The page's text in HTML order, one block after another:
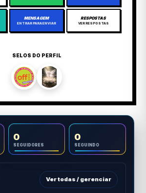
MENSAGEM
ENTRAR PARA ENVIAR
RESPOSTAS
VER RESPOSTAS
SELOS DO PERFIL
0
SEGUIDORES
0
SEGUINDO
Ver todas / gerenciar